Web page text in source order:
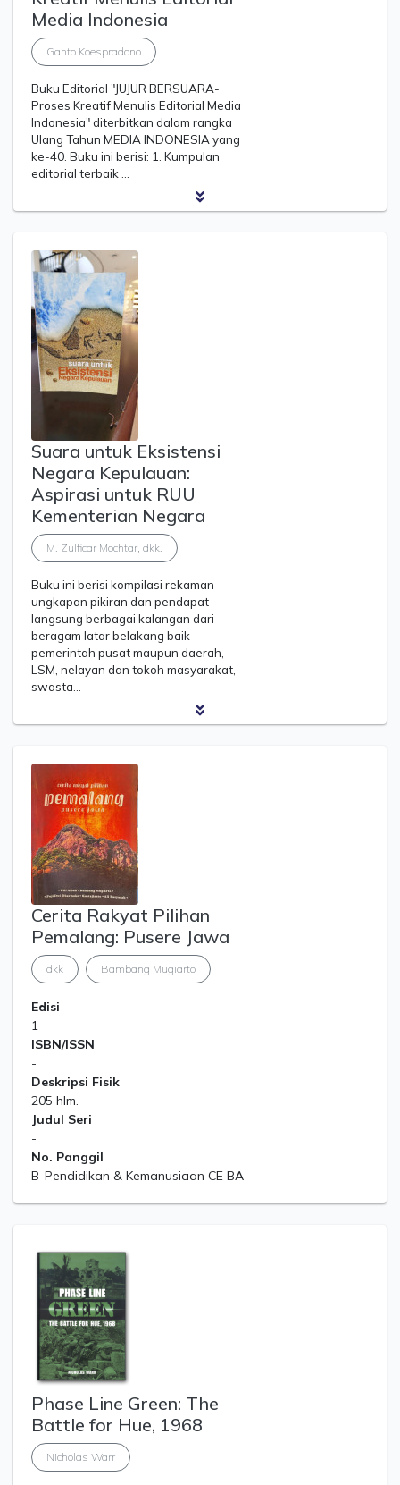
Media Indonesia
Ganto Koespradono
Buku Editorial "JUJUR BERSUARA-
Proses Kreatif Menulis Editorial Media
Indonesia" diterbitkan dalam rangka
Ulang Tahun MEDIA INDONESIA yang
ke-40. Buku ini berisi: 1. Kumpulan
editorial terbaik …
Suara untuk Eksistensi
Negara Kepulauan:
Aspirasi untuk RUU
Kementerian Negara
M. Zulficar Mochtar, dkk.
Buku ini berisi kompilasi rekaman
ungkapan pikiran dan pendapat
langsung berbagai kalangan dari
beragam latar belakang baik
pemerintah pusat maupun daerah,
LSM, nelayan dan tokoh masyarakat,
swasta…
Cerita Rakyat Pilihan
Pemalang: Pusere Jawa
dkk Bambang Mugiarto
Edisi
1
ISBN/ISSN
-
Deskripsi Fisik
205 hlm.
Judul Seri
-
No. Panggil
B-Pendidikan & Kemanusiaan CE BA
Phase Line Green: The
Battle for Hue, 1968
Nicholas Warr